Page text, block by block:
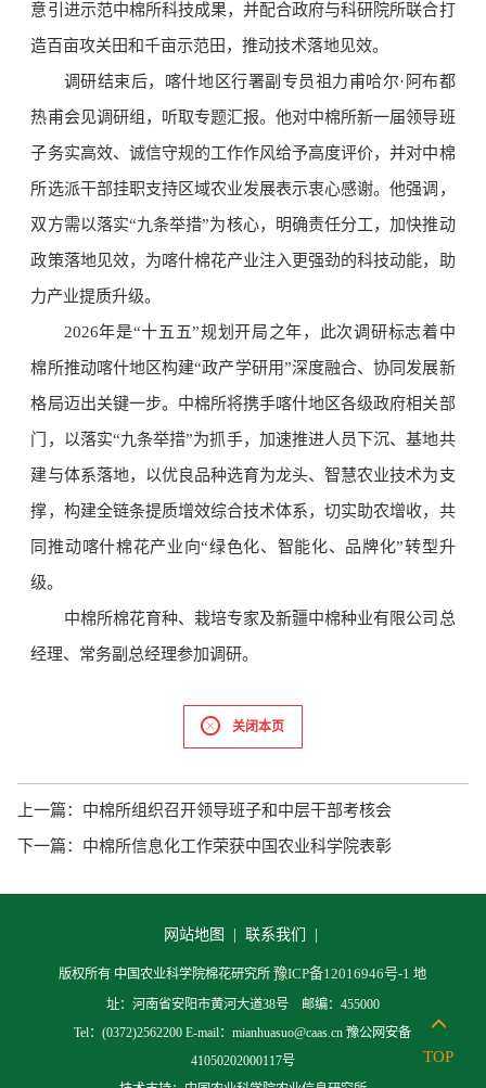
意引进示范中棉所科技成果，并配合政府与科研院所联合打
造百亩攻关田和千亩示范田，推动技术落地见效。
调研结束后，喀什地区行署副专员祖力甫哈尔·阿布都
热甫会见调研组，听取专题汇报。他对中棉所新一届领导班
子务实高效、诚信守规的工作作风给予高度评价，并对中棉
所选派干部挂职支持区域农业发展表示衷心感谢。他强调，
双方需以落实“九条举措”为核心，明确责任分工，加快推动
政策落地见效，为喀什棉花产业注入更强劲的科技动能，助
力产业提质升级。
2026年是“十五五”规划开局之年，此次调研标志着中
棉所推动喀什地区构建“政产学研用”深度融合、协同发展新
格局迈出关键一步。中棉所将携手喀什地区各级政府相关部
门，以落实“九条举措”为抓手，加速推进人员下沉、基地共
建与体系落地，以优良品种选育为龙头、智慧农业技术为支
撑，构建全链条提质增效综合技术体系，切实助农增收，共
同推动喀什棉花产业向“绿色化、智能化、品牌化”转型升
级。
中棉所棉花育种、栽培专家及新疆中棉种业有限公司总
经理、常务副总经理参加调研。
关闭本页
上一篇： 中棉所组织召开领导班子和中层干部考核会
下一篇： 中棉所信息化工作荣获中国农业科学院表彰
网站地图 | 联系我们 |
版权所有 中国农业科学院棉花研究所豫ICP备12016946号-1 地
址：河南省安阳市黄河大道38号 邮编：455000
Tel：(0372)2562200 E-mail：mianhuasuo@caas.cn 豫公网安备
41050202000117号
TOP